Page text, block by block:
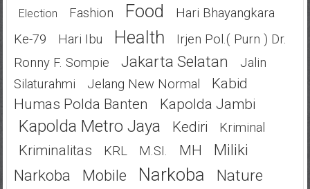
Election Fashion Food
Hari Bhayangkara
Ke-79
Hari Ibu Health
Irjen Pol.( Purn ) Dr.
Ronny F. Sompie
Jakarta Selatan
Jalin
Silaturahmi
Jelang New Normal
Kabid
Humas Polda Banten
Kapolda Jambi
Kapolda Metro Jaya Kediri Kriminal
Kriminalitas KRL M.SI. MH
Miliki
Narkoba
Mobile Narkoba Nature